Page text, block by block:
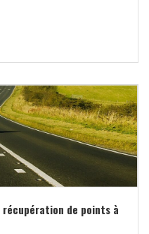
de points à